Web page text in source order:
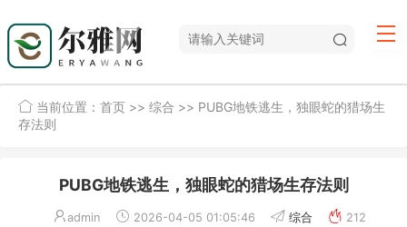
当前位置： 首页 >> 综合 >> PUBG地铁逃生，独眼蛇的猎场生
存法则
PUBG地铁逃生，独眼蛇的猎场生存法则
admin 2026-04-05 01:05:46 综合 212